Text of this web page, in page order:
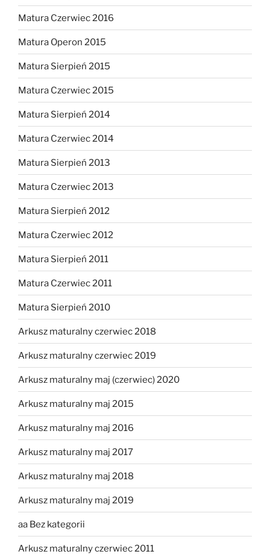
Matura Czerwiec 2016
Matura Operon 2015
Matura Sierpień 2015
Matura Czerwiec 2015
Matura Sierpień 2014
Matura Czerwiec 2014
Matura Sierpień 2013
Matura Czerwiec 2013
Matura Sierpień 2012
Matura Czerwiec 2012
Matura Sierpień 2011
Matura Czerwiec 2011
Matura Sierpień 2010
Arkusz maturalny czerwiec 2018
Arkusz maturalny czerwiec 2019
Arkusz maturalny maj (czerwiec) 2020
Arkusz maturalny maj 2015
Arkusz maturalny maj 2016
Arkusz maturalny maj 2017
Arkusz maturalny maj 2018
Arkusz maturalny maj 2019
aa Bez kategorii
Arkusz maturalny czerwiec 2011